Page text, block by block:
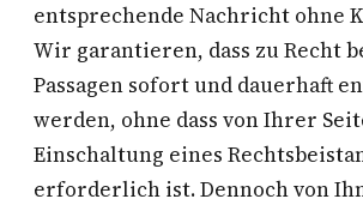
entsprechende Nachricht ohne
Wir garantieren, dass zu Recht
Passagen sofort und dauerhaft
werden, ohne dass von Ihrer
Einschaltung eines
erforderlich ist. Dennoch von